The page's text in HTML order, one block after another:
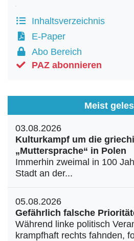
Inhaltsverzeichnis
E-Paper
Abo Bereich
PAZ abonnieren
Meist
03.08.2026
Kulturkampf um die
„Muttersprache“ in Polen
Immerhin zweimal in 100
Stadt an der...
05.08.2026
Gefährlich falsche
Während linke politisch
krampfhaft rechts fahnden,